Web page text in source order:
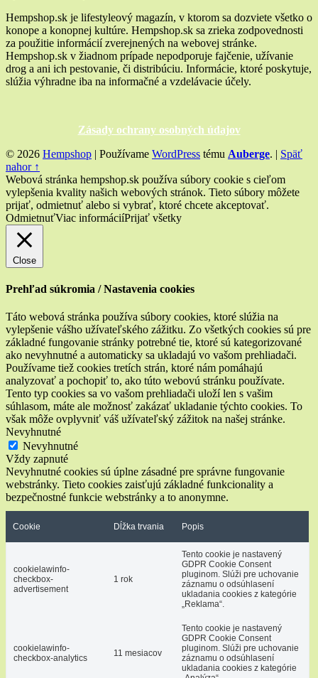
v
pätičke
Hempshop.sk je lifestyleový magazín, v ktorom sa dozviete všetko o
konope a konopnej kultúre. Hempshop.sk sa zrieka zodpovednosti
za použitie informácií zverejnených na webovej stránke.
Hempshop.sk v žiadnom prípade nepodporuje fajčenie, užívanie
drog a ani ich pestovanie, či distribúciu. Informácie, ktoré poskytuje,
slúžia výhradne iba na informačné a vzdelávacie účely.
Zásady ochrany osobných údajov
© 2026 Hempshop | Používame WordPress tému Auberge. | Späť
nahor ↑
Webová stránka hempshop.sk používa súbory cookie s cieľom
vylepšenia kvality našich webových stránok. Tieto súbory môžete
prijať, odmietnuť alebo si vybrať, ktoré chcete akceptovať.
OdmietnuťViac informáciíPrijať všetky
Close
Prehľad súkromia / Nastavenia cookies
Táto webová stránka používa súbory cookies, ktoré slúžia na
vylepšenie vášho užívateľského zážitku. Zo všetkých cookies sú pre
základné fungovanie stránky potrebné tie, ktoré sú kategorizované
ako nevyhnutné a automaticky sa ukladajú vo vašom prehliadači.
Používame tiež cookies tretích strán, ktoré nám pomáhajú
analyzovať a pochopiť to, ako túto webovú stránku používate.
Tento typ cookies sa vo vašom prehliadači uloží len s vašim
súhlasom, máte ale možnosť zakázať ukladanie týchto cookies. To
však môže ovplyvniť váš užívateľský zážitok na našej stránke.
Nevyhnutné
Nevyhnutné
Vždy zapnuté
Nevyhnutné cookies sú úplne zásadné pre správne fungovanie
webstránky. Tieto cookies zaisťujú základné funkcionality a
bezpečnostné funkcie webstránky a to anonymne.
Cookie Dĺžka trvania Popis
cookielawinfo-
checkbox-
advertisement
1 rok
Tento cookie je nastavený
GDPR Cookie Consent
pluginom. Slúži pre uchovanie
záznamu o odsúhlasení
ukladania cookies z kategórie
„Reklama“.
cookielawinfo-
checkbox-analytics
11 mesiacov
Tento cookie je nastavený
GDPR Cookie Consent
pluginom. Slúži pre uchovanie
záznamu o odsúhlasení
ukladania cookies z kategórie